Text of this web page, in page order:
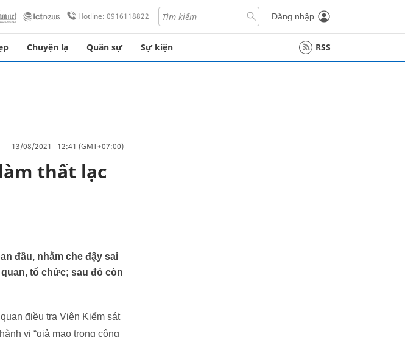
Hotline: 0916118822 Đăng nhập
Chuyện lạ Quân sự Sự kiện RSS
13/08/2021 12:41 (GMT+07:00)
thất lạc
đầu, nhằm che đậy sai
tổ chức; sau đó còn
điều tra Viện Kiểm sát
vi “giả mạo trong công